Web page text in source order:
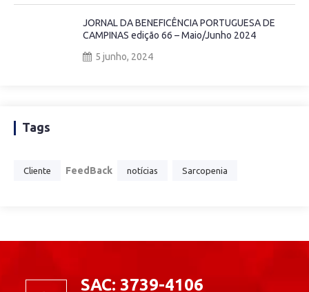
JORNAL DA BENEFICÊNCIA PORTUGUESA DE
CAMPINAS edição 66 – Maio/Junho 2024
5 junho, 2024
Tags
Cliente FeedBack notícias Sarcopenia
SAC: 3739-4106